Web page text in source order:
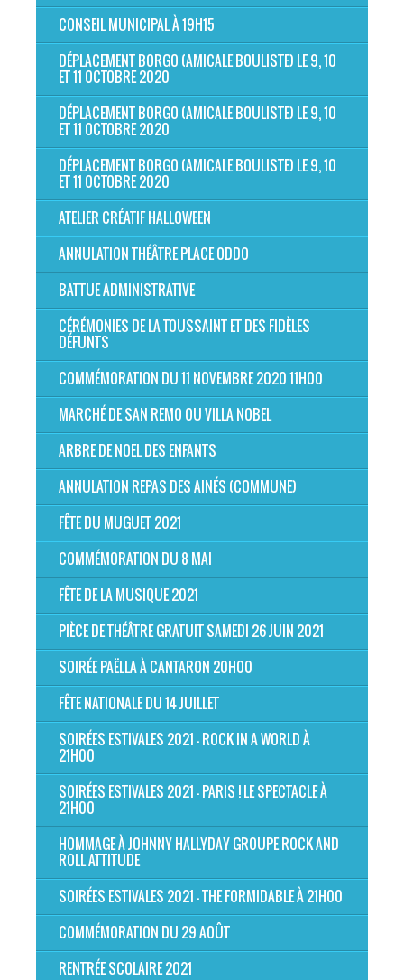
CONSEIL MUNICIPAL À 19H15
DÉPLACEMENT BORGO (AMICALE BOULISTE) LE 9, 10
ET 11 OCTOBRE 2020
DÉPLACEMENT BORGO (AMICALE BOULISTE) LE 9, 10
ET 11 OCTOBRE 2020
DÉPLACEMENT BORGO (AMICALE BOULISTE) LE 9, 10
ET 11 OCTOBRE 2020
ATELIER CRÉATIF HALLOWEEN
ANNULATION THÉÂTRE PLACE ODDO
BATTUE ADMINISTRATIVE
CÉRÉMONIES DE LA TOUSSAINT ET DES FIDÈLES
DÉFUNTS
COMMÉMORATION DU 11 NOVEMBRE 2020 11H00
MARCHÉ DE SAN REMO OU VILLA NOBEL
ARBRE DE NOEL DES ENFANTS
ANNULATION REPAS DES AINÉS (COMMUNE)
FÊTE DU MUGUET 2021
COMMÉMORATION DU 8 MAI
FÊTE DE LA MUSIQUE 2021
PIÈCE DE THÉÂTRE GRATUIT SAMEDI 26 JUIN 2021
SOIRÉE PAËLLA À CANTARON 20H00
FÊTE NATIONALE DU 14 JUILLET
SOIRÉES ESTIVALES 2021 - ROCK IN A WORLD À
21H00
SOIRÉES ESTIVALES 2021 - PARIS ! LE SPECTACLE À
21H00
HOMMAGE À JOHNNY HALLYDAY GROUPE ROCK AND
ROLL ATTITUDE
SOIRÉES ESTIVALES 2021 - THE FORMIDABLE À 21H00
COMMÉMORATION DU 29 AOÛT
RENTRÉE SCOLAIRE 2021